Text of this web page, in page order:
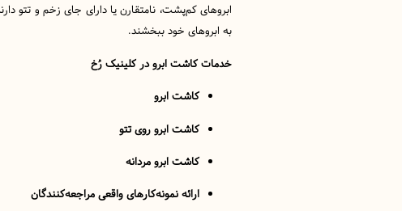
ابروهای کم‌پشت، نامتقارن یا دارای جای زخم و تتو
به ابروهای خود ببخشند.
خدمات کاشت ابرو در کلینیک رُخ
کاشت ابرو
کاشت ابرو روی تتو
کاشت ابرو مردانه
ارائه نمونه‌کارهای واقعی مراجعه‌کنندگان